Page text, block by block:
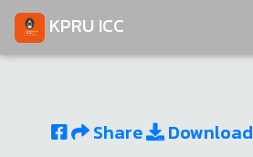
KPRU ICC
Share Download